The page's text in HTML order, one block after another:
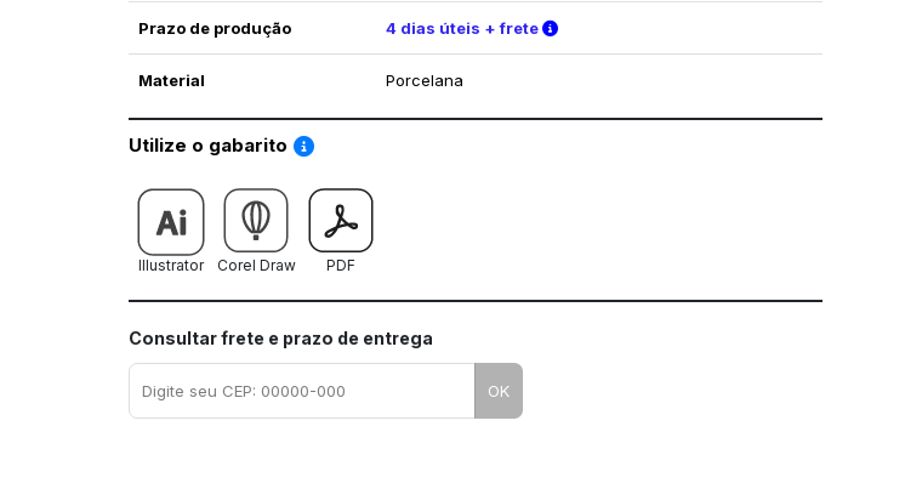
Prazo de produção 4 dias úteis + frete Verifique as condições de entrega
Material Porcelana
Utilize o gabarito Saiba como utilizar os nossos gabaritos
Illustrator Corel Draw PDF
Consultar frete e prazo de entrega
OK